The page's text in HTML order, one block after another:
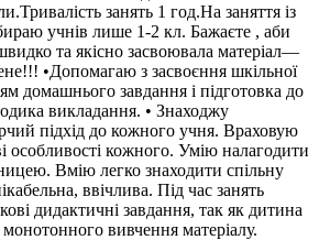
занять 1 год.На заняття із
учнів лише 1-2 кл. Бажаєте , аби
та якісно засвоювала матеріал—
•Допомагаю з засвоєння шкільної
домашнього завдання і підготовка до
викладання. • Знаходжу
підхід до кожного учня. Враховую
особливості кожного. Умію налагодити
Вмію легко знаходити спільну
ввічлива. Під час занять
дидактичні завдання, так як дитина
вивчення матеріалу.